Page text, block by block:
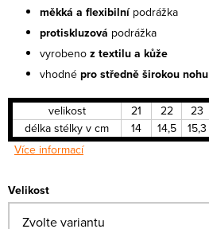
měkká a flexibilnípodrážka
protiskluzová podrážka
vyrobeno z textilu a kůže
vhodné pro středně širokou nohu
velikost 21 22 23
délka stélky v cm
14 14,5 15,3
Více informací
Velikost